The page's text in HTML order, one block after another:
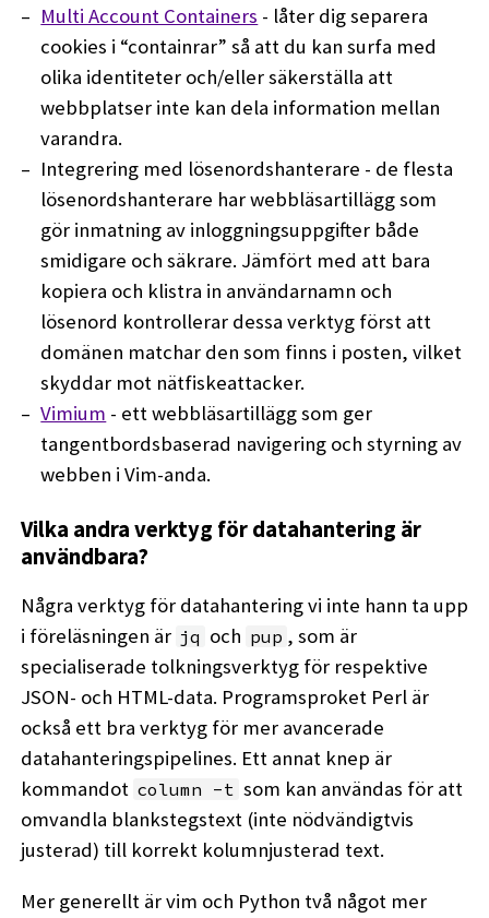
Multi Account Containers - låter dig separera
cookies i “containrar” så att du kan surfa med
olika identiteter och/eller säkerställa att
webbplatser inte kan dela information mellan
varandra.
Integrering med lösenordshanterare - de flesta
lösenordshanterare har webbläsartillägg som
gör inmatning av inloggningsuppgifter både
smidigare och säkrare. Jämfört med att bara
kopiera och klistra in användarnamn och
lösenord kontrollerar dessa verktyg först att
domänen matchar den som finns i posten, vilket
skyddar mot nätfiskeattacker.
Vimium - ett webbläsartillägg som ger
tangentbordsbaserad navigering och styrning av
webben i Vim-anda.
Vilka andra verktyg för datahantering är
användbara?
Några verktyg för datahantering vi inte hann ta upp
i föreläsningen är jq och pup , som är
specialiserade tolkningsverktyg för respektive
JSON- och HTML-data. Programsproket Perl är
också ett bra verktyg för mer avancerade
datahanteringspipelines. Ett annat knep är
kommandot column -t som kan användas för att
omvandla blankstegstext (inte nödvändigtvis
justerad) till korrekt kolumnjusterad text.
Mer generellt är vim och Python två något mer